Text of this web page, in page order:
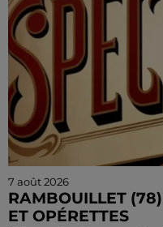
7 août 2026
RAMBOUILLET
ET OPÉRETTES